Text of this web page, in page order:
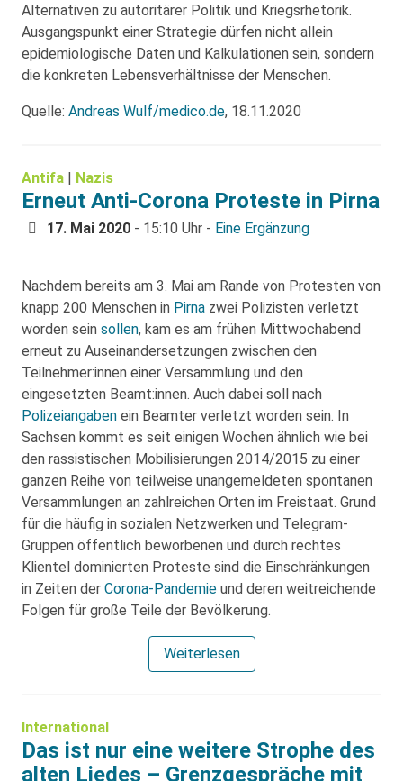
Alternativen zu autoritärer Politik und Kriegsrhetorik.
Ausgangspunkt einer Strategie dürfen nicht allein
epidemiologische Daten und Kalkulationen sein, sondern
die konkreten Lebensverhältnisse der Menschen.
Quelle: Andreas Wulf/medico.de, 18.11.2020
Antifa | Nazis
Erneut Anti-Corona Proteste in Pirna
17. Mai 2020 - 15:10 Uhr - Eine Ergänzung
Nachdem bereits am 3. Mai am Rande von Protesten von
knapp 200 Menschen in Pirna zwei Polizisten verletzt
worden sein sollen, kam es am frühen Mittwochabend
erneut zu Auseinandersetzungen zwischen den
Teilnehmer:innen einer Versammlung und den
eingesetzten Beamt:innen. Auch dabei soll nach
Polizeiangaben ein Beamter verletzt worden sein. In
Sachsen kommt es seit einigen Wochen ähnlich wie bei
den rassistischen Mobilisierungen 2014/2015 zu einer
ganzen Reihe von teilweise unangemeldeten spontanen
Versammlungen an zahlreichen Orten im Freistaat. Grund
für die häufig in sozialen Netzwerken und Telegram-
Gruppen öffentlich beworbenen und durch rechtes
Klientel dominierten Proteste sind die Einschränkungen
in Zeiten der Corona-Pandemie und deren weitreichende
Folgen für große Teile der Bevölkerung.
Weiterlesen
International
Das ist nur eine weitere Strophe des
alten Liedes – Grenzgespräche mit